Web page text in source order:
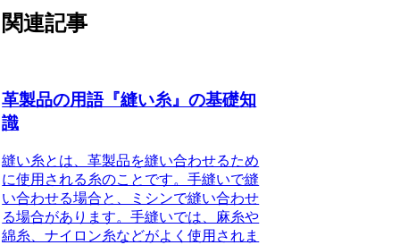
関連記事
革製品の用語『縫い糸』の基礎知
識
縫い糸とは、革製品を縫い合わせるため
に使用される糸のことです。手縫いで縫
い合わせる場合と、ミシンで縫い合わせ
る場合があります。手縫いでは、麻糸や
綿糸、ナイロン糸などがよく使用されま